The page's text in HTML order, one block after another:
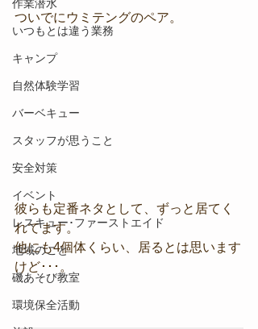
作業潜水
いつもとは違う業務
キャンプ
自然体験学習
バーベキュー
スタッフが思うこと
安全対策
イベント
レスキュー･ファーストエイド
地域のこと
磯あそび教室
環境保全活動
ついでにウミテングのペア。
彼らも定番ネタとして、ずっと居てく
れてます。
他にも4個体くらい、居るとは思います
けど･･･。